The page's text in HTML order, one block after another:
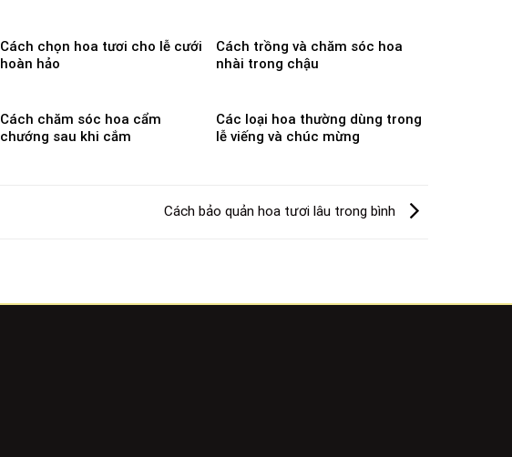
Cách chọn hoa tươi cho lễ cưới
hoàn hảo
Cách trồng và chăm sóc hoa
nhài trong chậu
Cách chăm sóc hoa cẩm
chướng sau khi cắm
Các loại hoa thường dùng trong
lễ viếng và chúc mừng
Cách bảo quản hoa tươi lâu trong bình